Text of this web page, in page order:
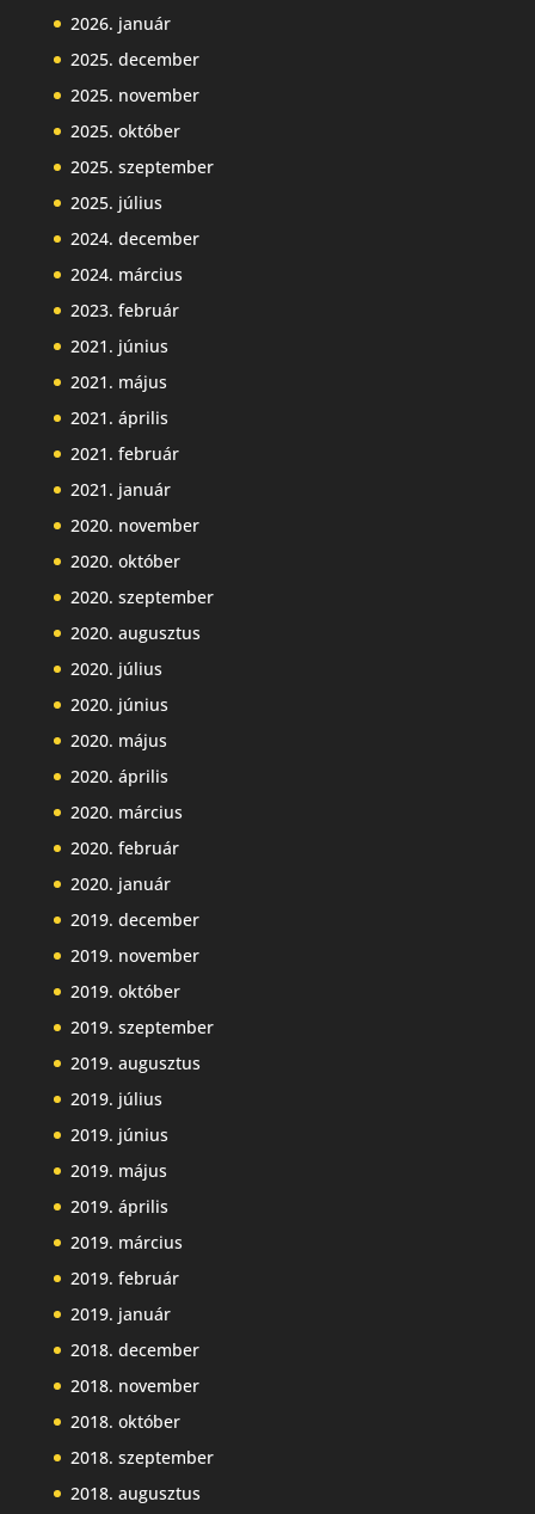
2026. január
2025. december
2025. november
2025. október
2025. szeptember
2025. július
2024. december
2024. március
2023. február
2021. június
2021. május
2021. április
2021. február
2021. január
2020. november
2020. október
2020. szeptember
2020. augusztus
2020. július
2020. június
2020. május
2020. április
2020. március
2020. február
2020. január
2019. december
2019. november
2019. október
2019. szeptember
2019. augusztus
2019. július
2019. június
2019. május
2019. április
2019. március
2019. február
2019. január
2018. december
2018. november
2018. október
2018. szeptember
2018. augusztus